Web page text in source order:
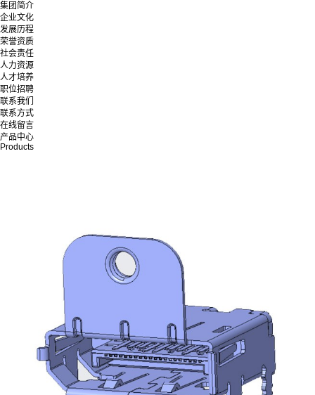
集团简介
企业文化
发展历程
荣誉资质
社会责任
人力资源
人才培养
职位招聘
联系我们
联系方式
在线留言
产品中心
Products